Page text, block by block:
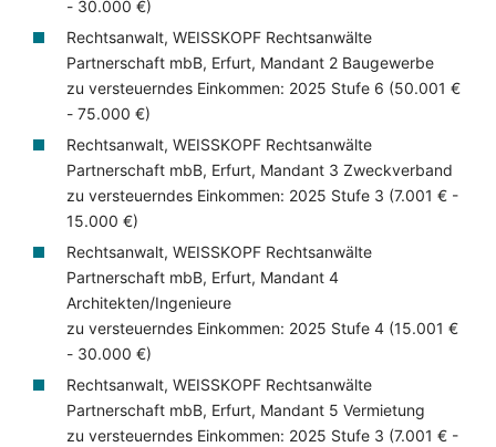
- 30.000 €)
Rechtsanwalt, WEISSKOPF Rechtsanwälte
Partnerschaft mbB, Erfurt, Mandant 2 Baugewerbe
zu versteuerndes Einkommen: 2025 Stufe 6 (50.001 €
- 75.000 €)
Rechtsanwalt, WEISSKOPF Rechtsanwälte
Partnerschaft mbB, Erfurt, Mandant 3 Zweckverband
zu versteuerndes Einkommen: 2025 Stufe 3 (7.001 € -
15.000 €)
Rechtsanwalt, WEISSKOPF Rechtsanwälte
Partnerschaft mbB, Erfurt, Mandant 4
Architekten/Ingenieure
zu versteuerndes Einkommen: 2025 Stufe 4 (15.001 €
- 30.000 €)
Rechtsanwalt, WEISSKOPF Rechtsanwälte
Partnerschaft mbB, Erfurt, Mandant 5 Vermietung
zu versteuerndes Einkommen: 2025 Stufe 3 (7.001 € -